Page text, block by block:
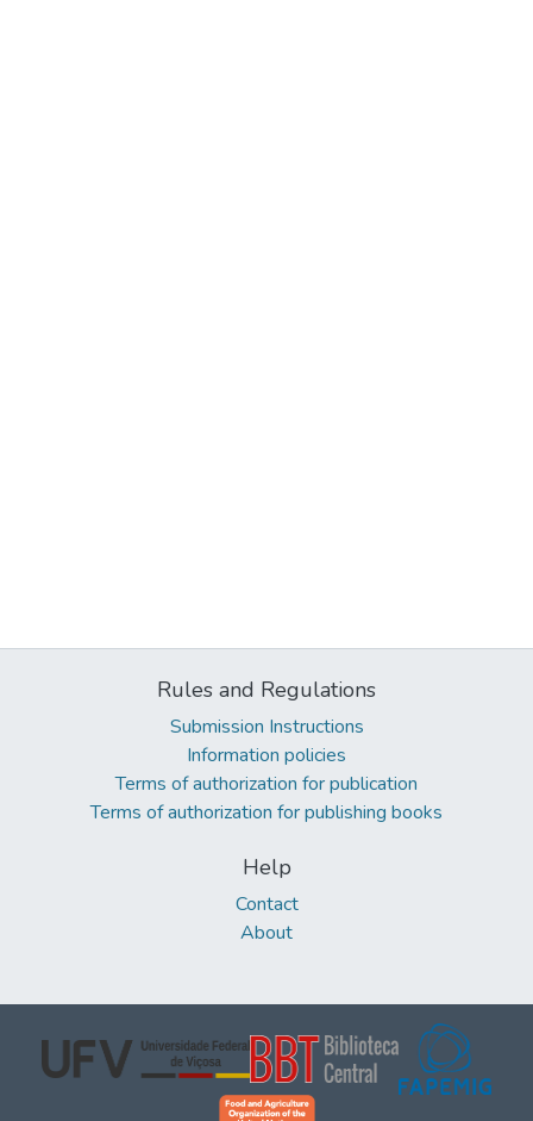
Rules and Regulations
Submission Instructions
Information policies
Terms of authorization for publication
Terms of authorization for publishing books
Help
Contact
About